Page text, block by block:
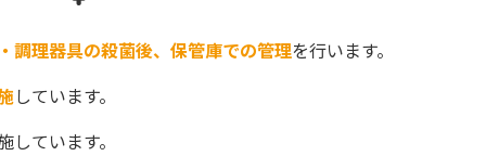
調理器具の殺菌後、保管庫での管理を行います。
しています。
ています。